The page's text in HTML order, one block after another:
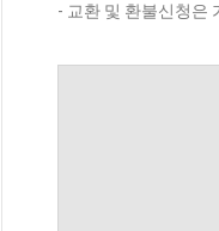
- 교환 및 환불신청은